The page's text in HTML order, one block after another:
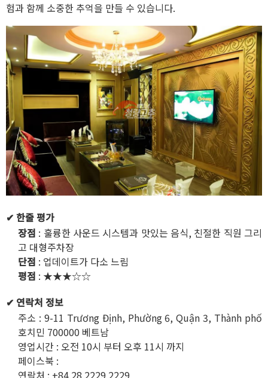
험과 함께 소중한 추억을 만들 수 있습니다.
✔ 한줄 평가
장점 : 훌륭한 사운드 시스템과 맛있는 음식, 친절한 직원 그리
고 대형주차장
단점 : 업데이트가 다소 느림
평점 : ★★★☆☆
✔ 연락처 정보
주소 : 9-11 Trương Định, Phường 6, Quận 3, Thành phố
호치민 700000 베트남
영업시간 : 오전 10시 부터 오후 11시 까지
페이스북 :